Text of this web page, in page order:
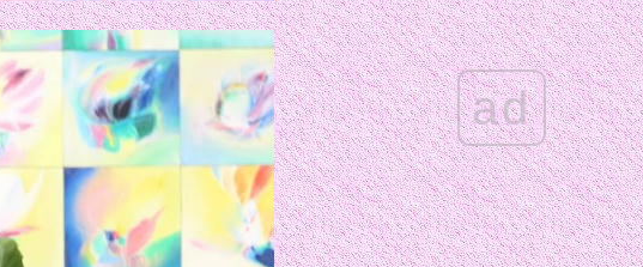
Centrum Air เริ่มเที่ยวแรก 31
ตุลาคม2568
กลุ่มโรงพยาบาลรามคำแหง
พลิกโฉมสู่การเติบโต มุ่งสร้
เครือข่ายอันดับ 2 ของไท
ททท.สานพลังนวัตกรรมท่อง
ad